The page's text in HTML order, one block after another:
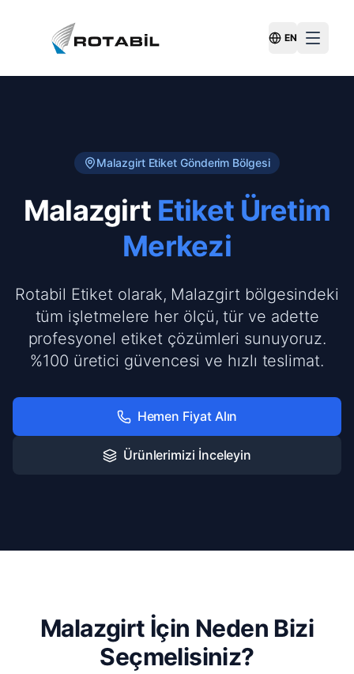
Switch
EN
Malazgirt Etiket Gönderim Bölgesi
Malazgirt Etiket Üretim
Merkezi
Rotabil Etiket olarak, Malazgirt bölgesindeki
tüm işletmelere her ölçü, tür ve adette
profesyonel etiket çözümleri sunuyoruz.
%100 üretici güvencesi ve hızlı teslimat.
Hemen Fiyat Alın
Ürünlerimizi İnceleyin
Malazgirt İçin Neden Bizi
Seçmelisiniz?